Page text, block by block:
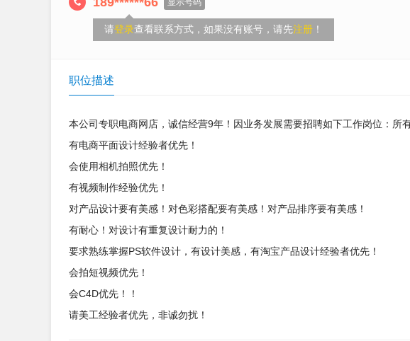
请登录查看联系方式，如果没有账号，请先注册 ！
职位描述
本公司专职电商网店，诚信经营9年！因业务发展需要招聘如下工作岗位：所
有电商平面设计经验者优先！
会使用相机拍照优先！
有视频制作经验优先！
对产品设计要有美感！对色彩搭配要有美感！对产品排序要有美感！
有耐心！对设计有重复设计耐力的！
要求熟练掌握PS软件设计，有设计美感，有淘宝产品设计经验者优先！
会拍短视频优先！
会C4D优先！！
请美工经验者优先，非诚勿扰！